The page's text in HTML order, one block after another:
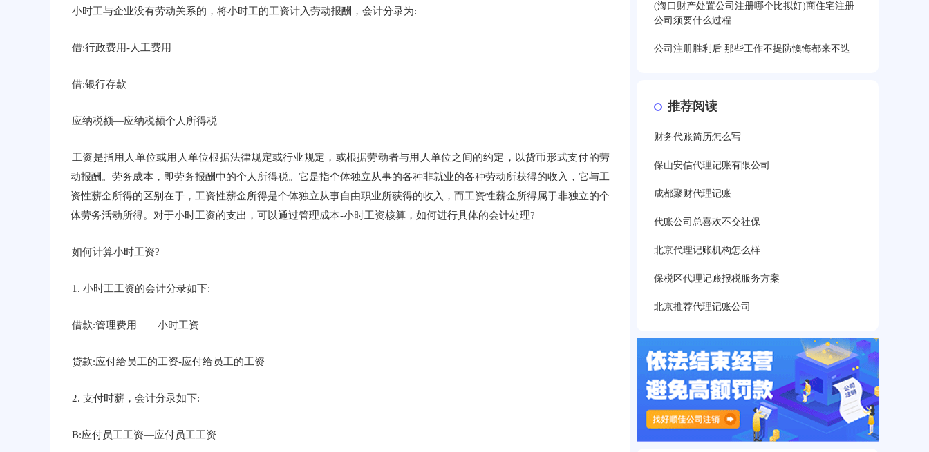
小时工与企业没有劳动关系的，将小时工的工资计入劳动报酬，会计分录为:
借:行政费用-人工费用
借:银行存款
应纳税额—应纳税额个人所得税
工资是指用人单位或用人单位根据法律规定或行业规定，或根据劳动者与用人单位之间的约定，以货币形式支付的劳
动报酬。劳务成本，即劳务报酬中的个人所得税。它是指个体独立从事的各种非就业的各种劳动所获得的收入，它与工
资性薪金所得的区别在于，工资性薪金所得是个体独立从事自由职业所获得的收入，而工资性薪金所得属于非独立的个
体劳务活动所得。对于小时工资的支出，可以通过管理成本-小时工资核算，如何进行具体的会计处理?
如何计算小时工资?
1. 小时工工资的会计分录如下:
借款:管理费用——小时工资
贷款:应付给员工的工资-应付给员工的工资
2. 支付时薪，会计分录如下:
B:应付员工工资—应付员工工资
(海口财产处置公司注册哪个比拟好)商住宅注册
公司须要什么过程
公司注册胜利后 那些工作不提防懊悔都来不迭
推荐阅读
财务代账简历怎么写
保山安信代理记账有限公司
成都聚财代理记账
代账公司总喜欢不交社保
北京代理记账机构怎么样
保税区代理记账报税服务方案
北京推荐代理记账公司